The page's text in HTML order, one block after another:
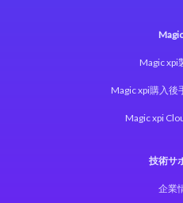
Magic xpi
Magic xpi購入後
Magic xpi
技術サ
企業